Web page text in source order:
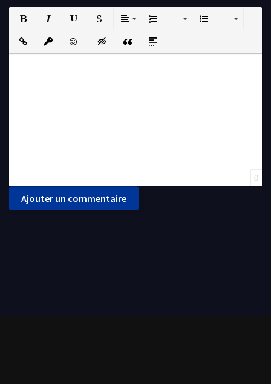
Strikethrough
Insert LinkInsert protected link
EmoticonsInsert hidden text
Insert QuoteInsert spoiler
0
Ajouter un commentaire